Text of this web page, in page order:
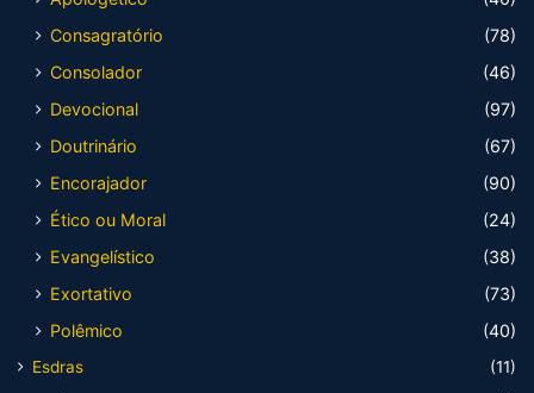
Consagratório
(78)
Consolador
(46)
Devocional
(97)
Doutrinário
(67)
Encorajador
(90)
Ético ou Moral
(24)
Evangelístico
(38)
Exortativo
(73)
Polêmico
(40)
Esdras
(11)